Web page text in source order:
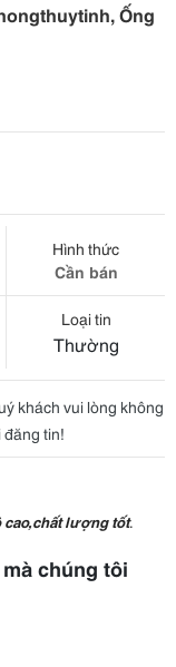
Ống
Hình thức
Cần bán
Loại tin
Thường
khách vui lòng không
tin!
lượng tốt.
chúng tôi